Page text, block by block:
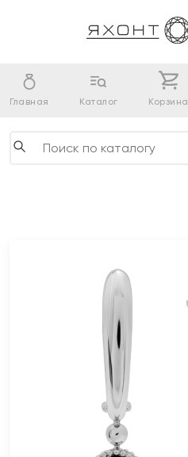
Главная Каталог Корзина